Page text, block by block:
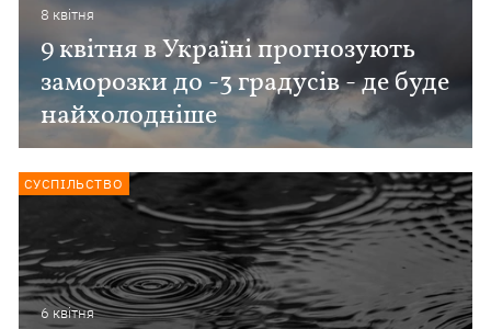
8 квiтня
9 квітня в Україні прогнозують
заморозки до -3 градусів - де буде
найхолодніше
6 квiтня
СУСПІЛЬСТВО